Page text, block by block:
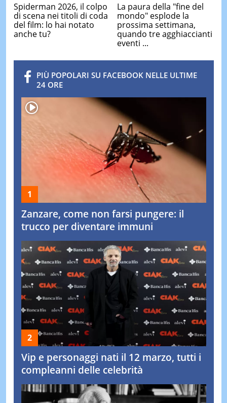
Spiderman 2026, il colpo
di scena nei titoli di coda
del film: lo hai notato
anche tu?
La paura della "fine del
mondo" esplode la
prossima settimana,
quando tre agghiaccianti
eventi ...
PIÙ POPOLARI SU FACEBOOK NELLE ULTIME
24 ORE
Zanzare, come non farsi pungere: il
trucco per diventare immuni
Vip e personaggi nati il 12 marzo, tutti i
compleanni delle celebrità